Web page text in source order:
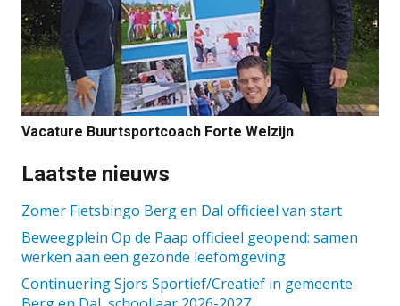
Vacature Buurtsportcoach Forte Welzijn
Laatste nieuws
Zomer Fietsbingo Berg en Dal officieel van start
Beweegplein Op de Paap officieel geopend: samen
werken aan een gezonde leefomgeving
Continuering Sjors Sportief/Creatief in gemeente